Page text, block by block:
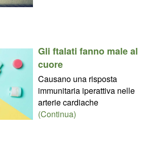
Gli ftalati fanno male al
cuore
Causano una risposta
immunitaria iperattiva nelle
arterie cardiache
(Continua)